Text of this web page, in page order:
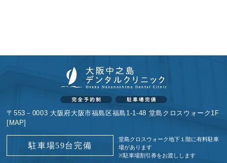
〒553－0003 大阪府大阪市福島区福島1-1-48 堂島クロスウォーク1F
[ MAP]
駐車場59台完備
堂島クロスウォーク地下１階に有料駐車
場があります
※駐車場割引券をお渡しします